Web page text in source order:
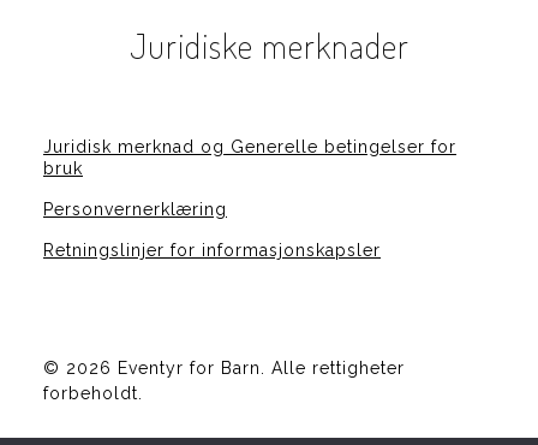
Juridiske merknader
Juridisk merknad og Generelle betingelser for
bruk
Personvernerklæring
Retningslinjer for informasjonskapsler
© 2026 Eventyr for Barn. Alle rettigheter
forbeholdt.